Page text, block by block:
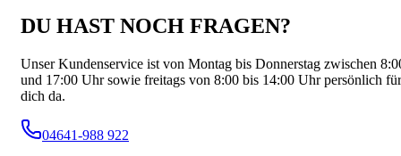
DU HAST NOCH FRAGEN?
Unser Kundenservice ist von Montag bis Donnerstag zwischen
und 17:00 Uhr sowie freitags von 8:00 bis 14:00 Uhr persönlich für
dich da.
04641-988 922